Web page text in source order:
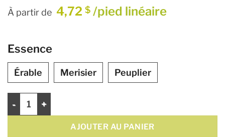
À partir de 4,72 $ /pied linéaire
Essence
Érable Merisier Peuplier
AJOUTER AU PANIER